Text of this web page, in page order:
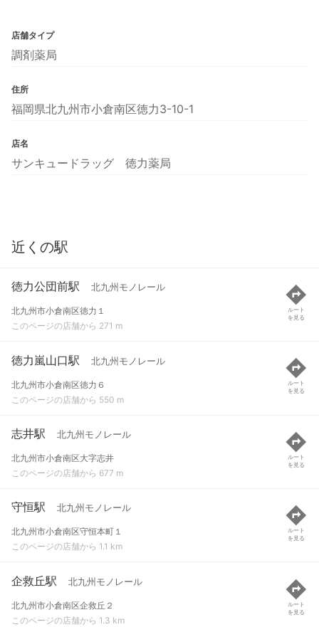
店舗タイプ
調剤薬局
住所
福岡県北九州市小倉南区徳力3-10-1
店名
サンキュードラッグ 徳力薬局
近くの駅
徳力公団前駅 北九州モノレール
北九州市小倉南区徳力１
このページの店舗から 271 m
ルート
を見る
徳力嵐山口駅 北九州モノレール
北九州市小倉南区徳力６
このページの店舗から 550 m
ルート
を見る
志井駅 北九州モノレール
北九州市小倉南区大字志井
このページの店舗から 677 m
ルート
を見る
守恒駅 北九州モノレール
北九州市小倉南区守恒本町１
このページの店舗から 1.1 km
ルート
を見る
企救丘駅 北九州モノレール
北九州市小倉南区企救丘２
このページの店舗から 1.3 km
ルート
を見る